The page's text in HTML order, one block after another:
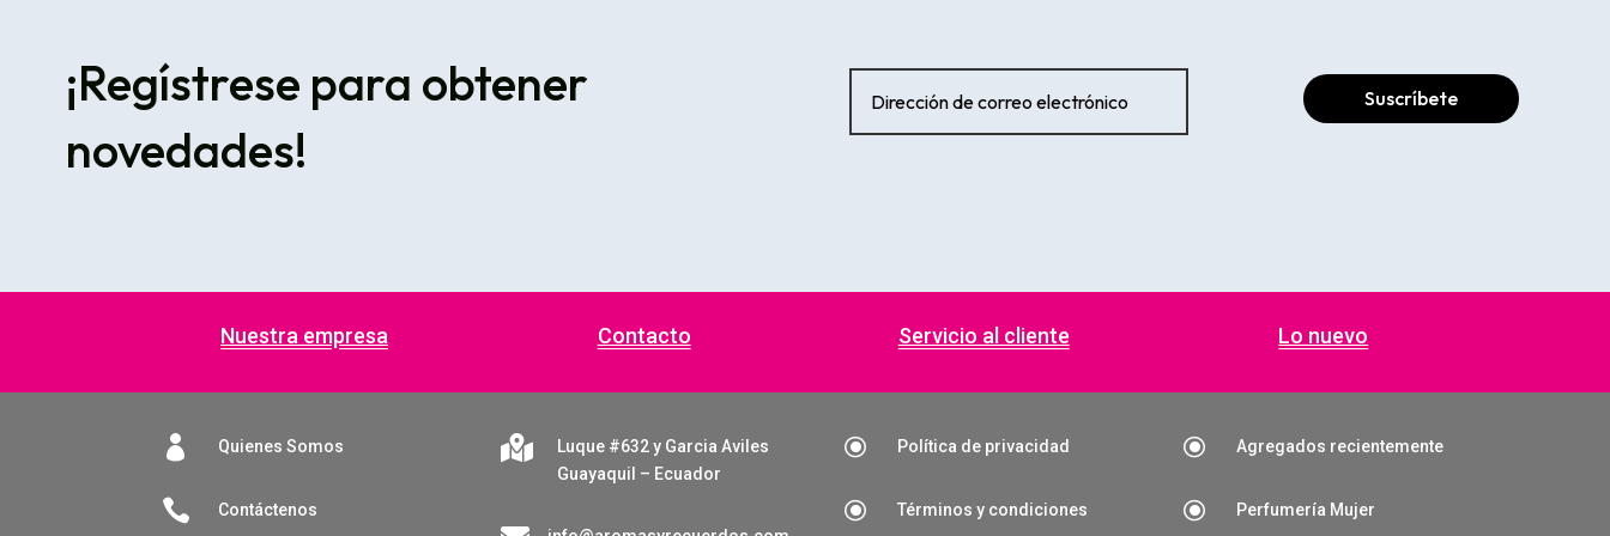
¡Regístrese para obtener
novedades!
Suscríbete
Nuestra empresa Contacto Servicio al cliente Lo nuevo
 Quienes Somos
 Contáctenos

Luque #632 y Garcia Aviles
Guayaquil – Ecuador
\ Política de privacidad
\ Términos y condiciones
\ Agregados recientemente
\ Perfumería Mujer